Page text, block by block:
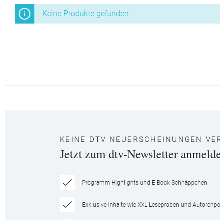
Keine Produkte gefunden.
KEINE DTV NEUERSCHEINUNGEN
Jetzt zum dtv-Newsletter
Programm-Highlights und E-Book-Schnäppchen
Exklusive Inhalte wie XXL-Leseproben und